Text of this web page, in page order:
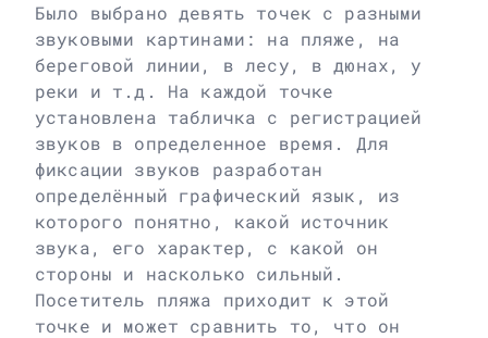
Было выбрано девять точек с разными
звуковыми картинами: на пляже, на
береговой линии, в лесу, в дюнах, у
реки и т.д. На каждой точке
установлена табличка с регистрацией
звуков в определенное время. Для
фиксации звуков разработан
определённый графический язык, из
которого понятно, какой источник
звука, его характер, с какой он
стороны и насколько сильный.
Посетитель пляжа приходит к этой
точке и может сравнить то, что он